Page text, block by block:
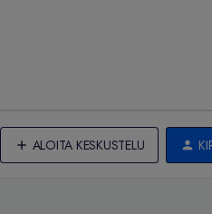
ALOITA KESKUSTELU